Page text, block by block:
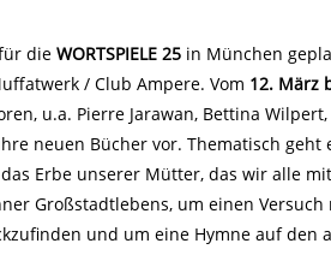
die WORTSPIELE 25 in München
/ Club Ampere. Vom 12. März
u.a. Pierre Jarawan, Bettina
neuen Bücher vor. Thematisch
Erbe unserer Mütter, das wir alle
Großstadtlebens, um einen Versuch
und um eine Hymne auf den